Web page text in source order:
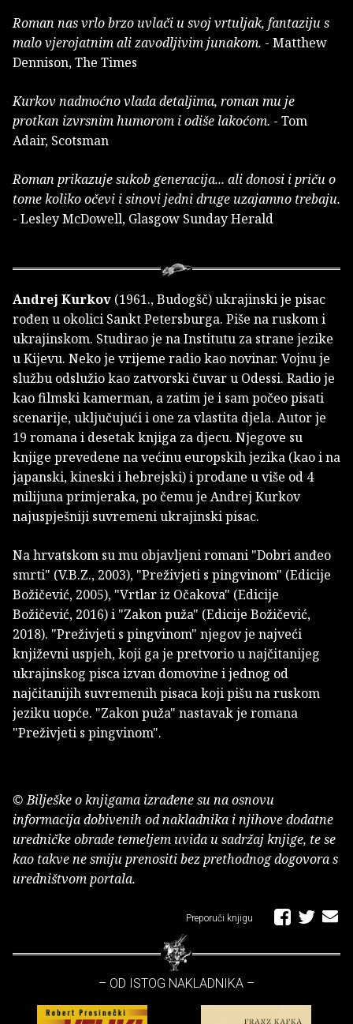
Roman nas vrlo brzo uvlači u svoj vrtuljak, fantaziju s
malo vjerojatnim ali zavodljivim junakom. - Matthew
Dennison, The Times
Kurkov nadmoćno vlada detaljima, roman mu je
protkan izvrsnim humorom i odiše lakoćom. - Tom
Adair, Scotsman
Roman prikazuje sukob generacija... ali donosi i priču o
tome koliko očevi i sinovi jedni druge uzajamno trebaju.
- Lesley McDowell, Glasgow Sunday Herald
Andrej Kurkov (1961., Budogšč) ukrajinski je pisac
rođen u okolici Sankt Petersburga. Piše na ruskom i
ukrajinskom. Studirao je na Institutu za strane jezike
u Kijevu. Neko je vrijeme radio kao novinar. Vojnu je
službu odslužio kao zatvorski čuvar u Odessi. Radio je
kao filmski kamerman, a zatim je i sam počeo pisati
scenarije, uključujući i one za vlastita djela. Autor je
19 romana i desetak knjiga za djecu. Njegove su
knjige prevedene na većinu europskih jezika (kao i na
japanski, kineski i hebrejski) i prodane u više od 4
milijuna primjeraka, po čemu je Andrej Kurkov
najuspješniji suvremeni ukrajinski pisac.
Na hrvatskom su mu objavljeni romani "Dobri anđeo
smrti" (V.B.Z., 2003), "Preživjeti s pingvinom" (Edicije
Božičević, 2005), "Vrtlar iz Očakova" (Edicije
Božičević, 2016) i "Zakon puža" (Edicije Božičević,
2018). "Preživjeti s pingvinom" njegov je najveći
književni uspjeh, koji ga je pretvorio u najčitanijeg
ukrajinskog pisca izvan domovine i jednog od
najčitanijih suvremenih pisaca koji pišu na ruskom
jeziku uopće. "Zakon puža" nastavak je romana
"Preživjeti s pingvinom".
© Bilješke o knjigama izrađene su na osnovu
informacija dobivenih od nakladnika i njihove dodatne
uredničke obrade temeljem uvida u sadržaj knjige, te se
kao takve ne smiju prenositi bez prethodnog dogovora s
uredništvom portala.
Preporuči knjigu
– OD ISTOG NAKLADNIKA –